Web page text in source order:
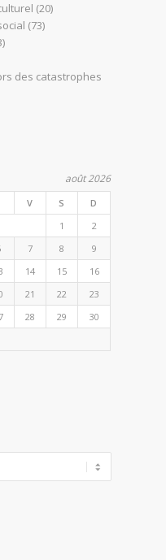
(20)
(73)
des catastrophes
août 2026
V S
D
1
2
7 8
9
14 15
16
21 22
23
28 29
30